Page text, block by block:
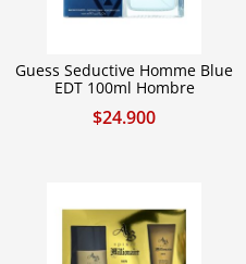
Guess Seductive Homme Blue
EDT 100ml Hombre
$24.900